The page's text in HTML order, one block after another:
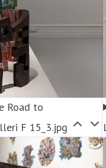
Road to
F 15_3.jpg